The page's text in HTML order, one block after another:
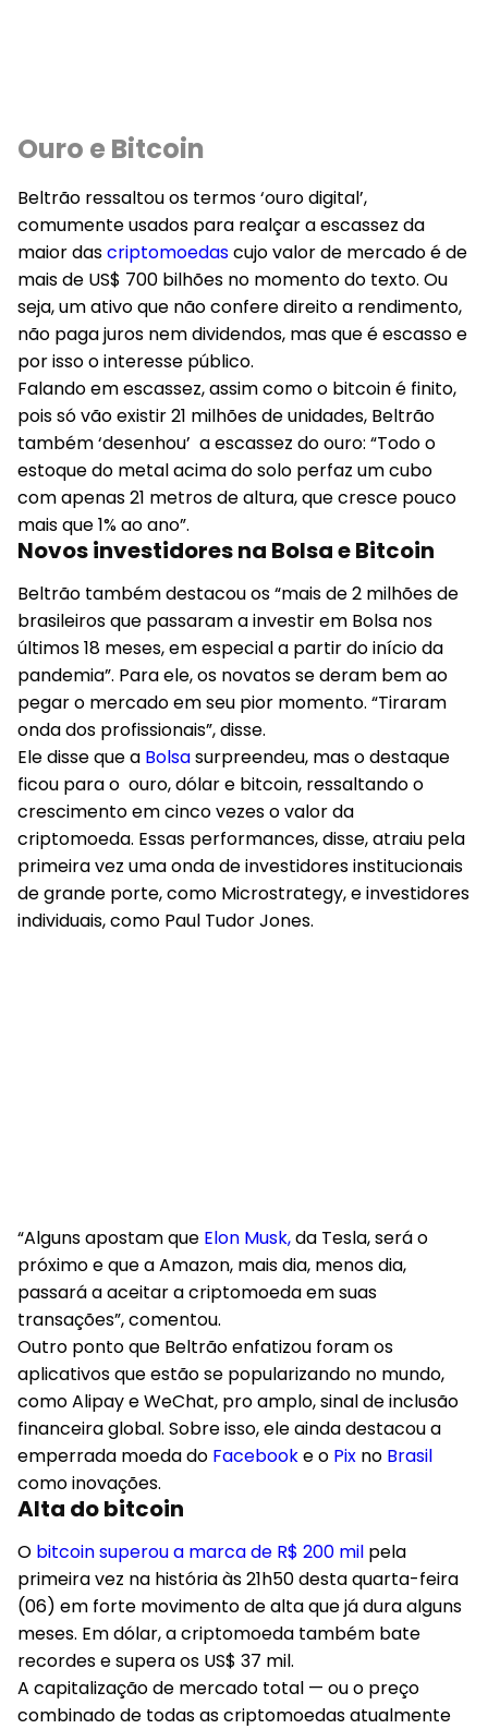
Ouro e Bitcoin
Beltrão ressaltou os termos ‘ouro digital’,
comumente usados para realçar a escassez da
maior dascriptomoedascujo valor de mercado é de
mais de US$ 700 bilhões no momento do texto. Ou
seja, um ativo que não confere direito a rendimento,
não paga juros nem dividendos, mas que é escasso e
por isso o interesse público.
Falando em escassez, assim como o bitcoin é finito,
pois só vão existir 21 milhões de unidades, Beltrão
também ‘desenhou’ a escassez do ouro: “Todo o
estoque do metal acima do solo perfaz um cubo
com apenas 21 metros de altura, que cresce pouco
mais que 1% ao ano”.
Novos investidores na Bolsa e Bitcoin
Beltrão também destacou os “mais de 2 milhões de
brasileiros que passaram a investir em Bolsa nos
últimos 18 meses, em especial a partir do início da
pandemia”. Para ele, os novatos se deram bem ao
pegar o mercado em seu pior momento. “Tiraram
onda dos profissionais”, disse.
Ele disse que a Bolsasurpreendeu, mas o destaque
ficou para o ouro, dólar e bitcoin, ressaltando o
crescimento em cinco vezes o valor da
criptomoeda. Essas performances, disse, atraiu pela
primeira vez uma onda de investidores institucionais
de grande porte, como Microstrategy, e investidores
individuais, como Paul Tudor Jones.
“Alguns apostam que Elon Musk,da Tesla, será o
próximo e que a Amazon, mais dia, menos dia,
passará a aceitar a criptomoeda em suas
transações”, comentou.
Outro ponto que Beltrão enfatizou foram os
aplicativos que estão se popularizando no mundo,
como Alipay e WeChat, pro amplo, sinal de inclusão
financeira global. Sobre isso, ele ainda destacou a
emperrada moeda do Facebooke o Pix no Brasil
como inovações.
Alta do bitcoin
O bitcoin superou a marca de R$ 200 mil pela
primeira vez na história às 21h50 desta quarta-feira
(06) em forte movimento de alta que já dura alguns
meses. Em dólar, a criptomoeda também bate
recordes e supera os US$ 37 mil.
A capitalização de mercado total — ou o preço
combinado de todas as criptomoedas atualmente